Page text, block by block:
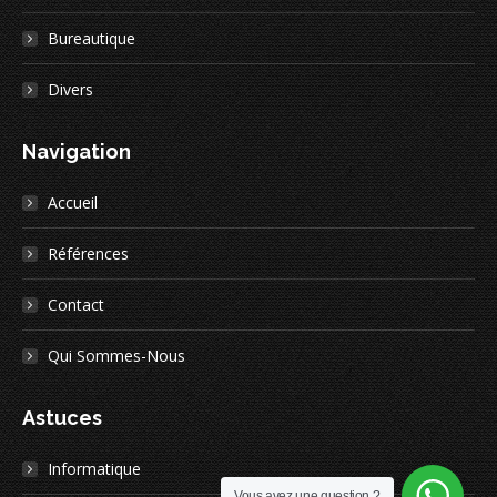
nouvelle
fenêtre
nouvelle
fenêtre
nouvelle
fenêtre
nouvelle
fenêtre
nouvelle
fenêtre
nouvelle
fenêtre
Bureautique
Divers
Navigation
Accueil
Références
Contact
Qui Sommes-Nous
Astuces
Informatique